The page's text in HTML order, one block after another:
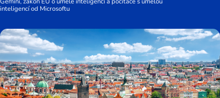
inteligencí od Microsoftu